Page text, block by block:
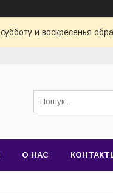
и воскресенья
О НАС